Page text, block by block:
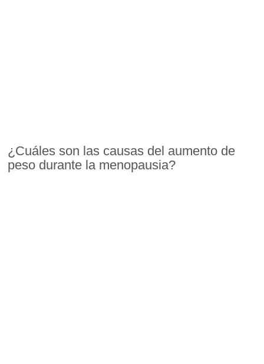
¿Cuáles son las causas del aumento de
peso durante la menopausia?